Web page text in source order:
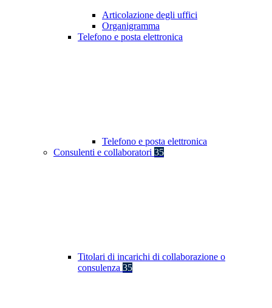
Articolazione degli uffici
Organigramma
Telefono e posta elettronica
Telefono e posta elettronica
Consulenti e collaboratori 35
Titolari di incarichi di collaborazione o
consulenza 35